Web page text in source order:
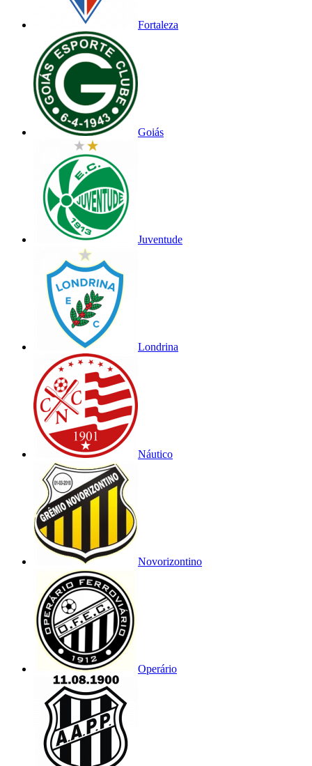
Fortaleza
Goiás
Juventude
Londrina
Náutico
Novorizontino
Operário